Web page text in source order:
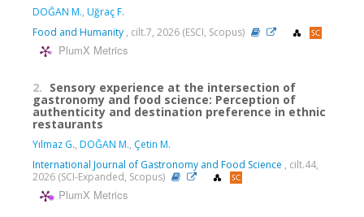
DOĞAN M., Uğraç F.
Food and Humanity , cilt.7, 2026 (ESCI, Scopus)
PlumX Metrics
2. Sensory experience at the intersection of
gastronomy and food science: Perception of
authenticity and destination preference in ethnic
restaurants
Yılmaz G., DOĞAN M., Çetin M.
International Journal of Gastronomy and Food Science , cilt.44,
2026 (SCI-Expanded, Scopus)
PlumX Metrics